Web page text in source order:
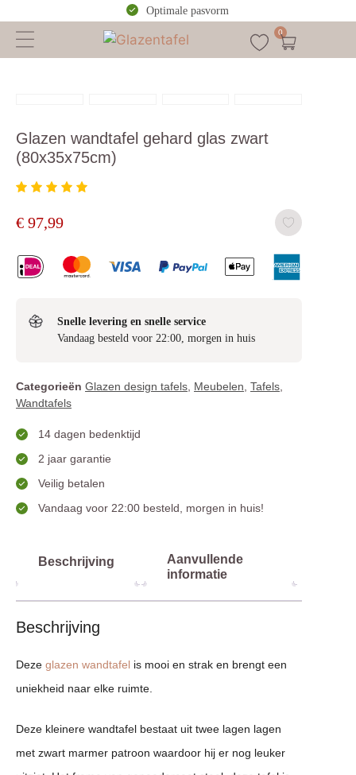
Optimale pasvorm
0
Glazen wandtafel gehard glas zwart
(80x35x75cm)
€ 97,99
Snelle levering en snelle service
Vandaag besteld voor 22:00, morgen in huis
Categorieën Glazen design tafels Meubelen Tafels
Wandtafels
14 dagen bedenktijd
2 jaar garantie
Veilig betalen
Vandaag voor 22:00 besteld, morgen in huis!
Beschrijving
Aanvullende
informatie
Beschrijving
Deze glazen wandtafel is mooi en strak en brengt een
uniekheid naar elke ruimte.
Deze kleinere wandtafel bestaat uit twee lagen lagen
met zwart marmer patroon waardoor hij er nog leuker